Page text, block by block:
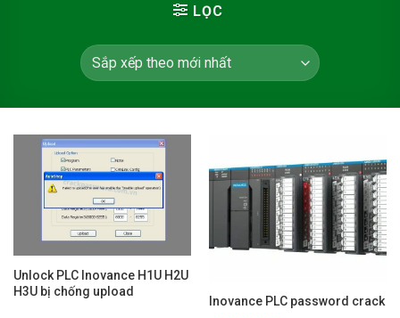
LỌC
Unlock PLC Inovance H1U H2U
H3U bị chống upload
Inovance PLC password crack